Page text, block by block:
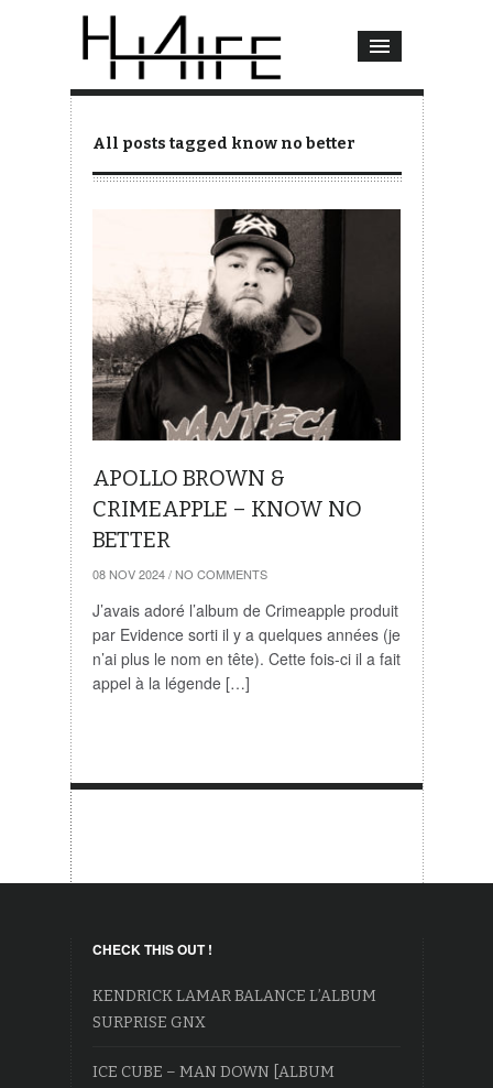
All posts tagged know no better
APOLLO BROWN &
CRIMEAPPLE – KNOW NO
BETTER
08 NOV 2024 / NO COMMENTS
J’avais adoré l’album de Crimeapple produit
par Evidence sorti il y a quelques années (je
n’ai plus le nom en tête). Cette fois-ci il a fait
appel à la légende […]
CHECK THIS OUT !
KENDRICK LAMAR BALANCE L’ALBUM
SURPRISE GNX
ICE CUBE – MAN DOWN [ALBUM